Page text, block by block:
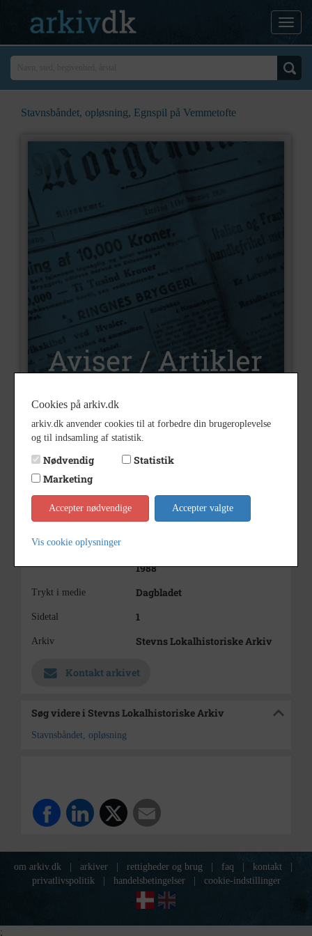
Stavnsbåndet, opløsning, Egnspil på Vemmetofte
Nummer U8
Type Aviser og artikler
Illustrationer
Indholdsnote Stavnsbåndet, opløsning
1988
Trykt i medie Dagbladet
Sidetal 1
Arkiv Stevns Lokalhistoriske Arkiv
Kontakt arkivet
Søg videre i Stevns Lokalhistoriske Arkiv
Stavnsbåndet, opløsning
om arkiv.dk arkiver rettigheder og brug faq kontakt
privatlivspolitik
handelsbetingelser cookie-indstillinger
Cookies på arkiv.dk
arkiv.dk anvender cookies til at forbedre din brugeroplevelse
og til indsamling af statistik.
Nødvendig
Statistik
Marketing
Accepter nødvendige Accepter valgte
Vis cookie oplysninger
;